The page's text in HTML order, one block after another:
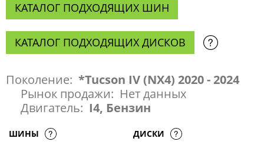
КАТАЛОГ ПОДХОДЯЩИХ ШИН
КАТАЛОГ ПОДХОДЯЩИХ ДИСКОВ
Поколение: *Tucson IV (NX4) 2020 - 2024
Рынок продажи: Нет данных
Двигатель: I4, Бензин
ШИНЫ ДИСКИ